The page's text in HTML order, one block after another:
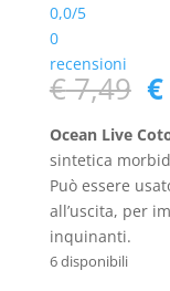
0,0/5
0
recensioni
€7,49 Il
€
€
Ocean Live
sintetica
Può essere
all’uscita, per
inquinanti.
6 disponibili